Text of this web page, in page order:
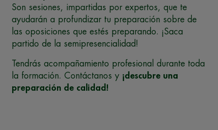
Son sesiones, impartidas por expertos, que te
ayudarán a profundizar tu preparación sobre de
las oposiciones que estés preparando. ¡Saca
partido de la semipresencialidad!
Tendrás acompañamiento profesional durante toda
la formación. Contáctanos y ¡descubre una
preparación de calidad!